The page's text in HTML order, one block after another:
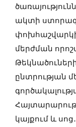
ակտի
փոխհաշվարկի
մերժման
ընտրության
կայքում և